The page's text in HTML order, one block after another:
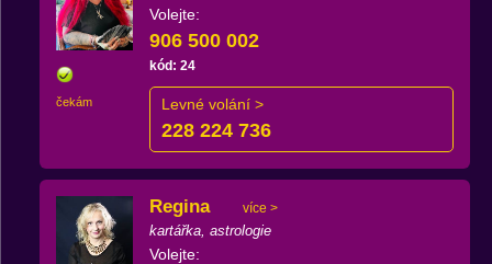
čekám
Volejte:
906 500 002
kód: 24
Levné volání >
228 224 736
Regina více >
kartářka, astrologie
Volejte: